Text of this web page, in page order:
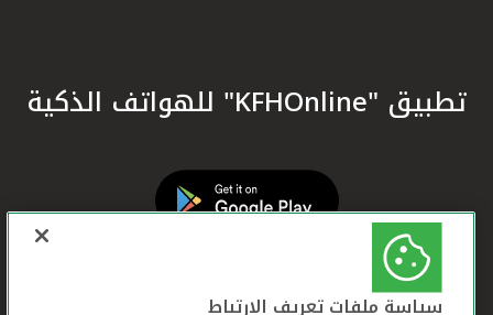
تطبيق "KFHOnline" للهواتف الذكية
سياسة ملفات تعريف الارتباط